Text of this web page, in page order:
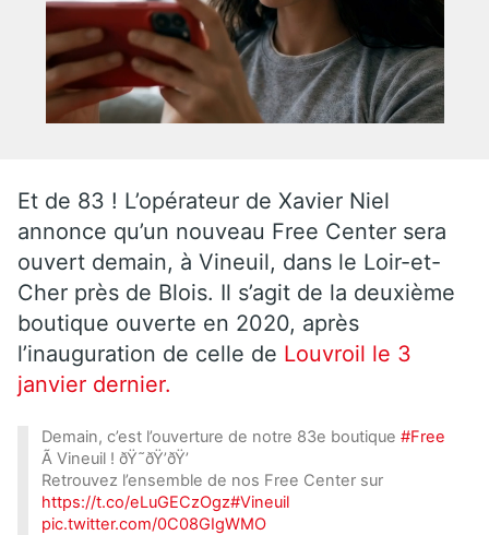
Et de 83 ! L’opérateur de Xavier Niel
annonce qu’un nouveau Free Center sera
ouvert demain, à Vineuil, dans le Loir-et-
Cher près de Blois. Il s’agit de la deuxième
boutique ouverte en 2020, après
l’inauguration de celle de Louvroil le 3
janvier dernier.
Demain, c’est l’ouverture de notre 83e boutique #Free
Ã Vineuil ! ðŸ˜ðŸ’ðŸ’
Retrouvez l’ensemble de nos Free Center sur
https://t.co/eLuGECzOgz#Vineuil
pic.twitter.com/0C08GIgWMO